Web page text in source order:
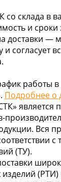
со склада в
и
доставки —
и согласует
работы
Подробнее о
является
Вся
(ТУ).
изделий (РТИ)